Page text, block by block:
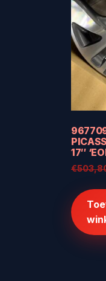
17″
€